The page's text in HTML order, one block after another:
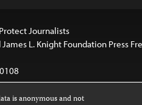
Journalists
James L. Knight Foundation Press
is anonymous and not